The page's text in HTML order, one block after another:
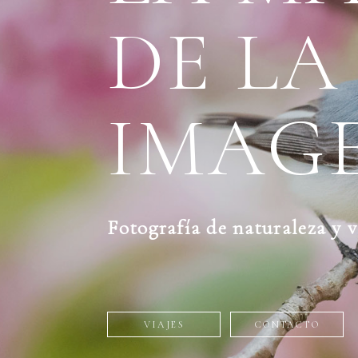
DE LA
Fotografía de naturaleza y
VIAJES CONTACTO